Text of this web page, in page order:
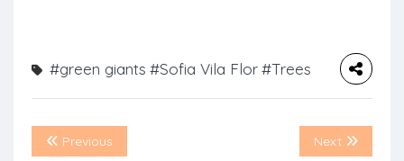
#green giants #Sofia Vila Flor#Trees
Previous Next